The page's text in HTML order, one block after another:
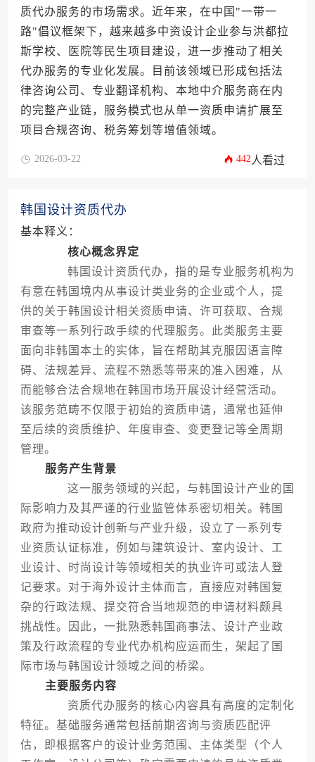
质代办服务的市场需求。近年来，在中国"一带一
路"倡议框架下，越来越多中资设计企业参与洪都拉
斯学校、医院等民生项目建设，进一步推动了相关
代办服务的专业化发展。目前该领域已形成包括法
律咨询公司、专业翻译机构、本地中介服务商在内
的完整产业链，服务模式也从单一资质申请扩展至
项目合规咨询、税务筹划等增值领域。
2026-03-22 442人看过
韩国设计资质代办
基本释义：
核心概念界定
韩国设计资质代办，指的是专业服务机构为
有意在韩国境内从事设计类业务的企业或个人，提
供的关于韩国设计相关资质申请、许可获取、合规
审查等一系列行政手续的代理服务。此类服务主要
面向非韩国本土的实体，旨在帮助其克服因语言障
碍、法规差异、流程不熟悉等带来的准入困难，从
而能够合法合规地在韩国市场开展设计经营活动。
该服务范畴不仅限于初始的资质申请，通常也延伸
至后续的资质维护、年度审查、变更登记等全周期
管理。
服务产生背景
这一服务领域的兴起，与韩国设计产业的国
际影响力及其严谨的行业监管体系密切相关。韩国
政府为推动设计创新与产业升级，设立了一系列专
业资质认证标准，例如与建筑设计、室内设计、工
业设计、时尚设计等领域相关的执业许可或法人登
记要求。对于海外设计主体而言，直接应对韩国复
杂的行政法规、提交符合当地规范的申请材料颇具
挑战性。因此，一批熟悉韩国商事法、设计产业政
策及行政流程的专业代办机构应运而生，架起了国
际市场与韩国设计领域之间的桥梁。
主要服务内容
资质代办服务的核心内容具有高度的定制化
特征。基础服务通常包括前期咨询与资质匹配评
估，即根据客户的设计业务范围、主体类型（个人